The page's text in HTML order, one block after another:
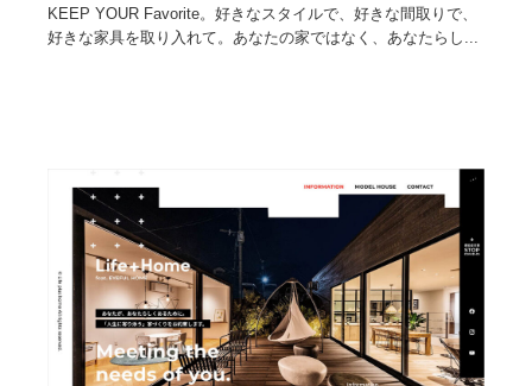
KEEP YOUR Favorite。好きなスタイルで、好きな間取りで、
好きな家具を取り入れて。あなたの家ではなく、あなたらし...